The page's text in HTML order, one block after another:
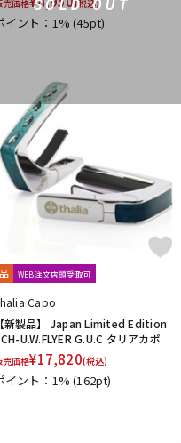
SNARK
SONOTONE
Sustainiac
TAMA
THE ROCK SLIDE
Tim Bud
TOMBO
Tone
TRIAL
TRICK
Turtle Wax
VIVACE
Well Fine
Wera
Worth
Xotic
ZEN-ON
SOLD OUT
売価格 (税込)
イント：1%(45pt)
WEB注文店頭受取可
Capo
【新製品】 Japan Limited Edition
U.W.FLYER G.U.C タリアカポ
売価格¥17,820(税込)
イント：1%(162pt)